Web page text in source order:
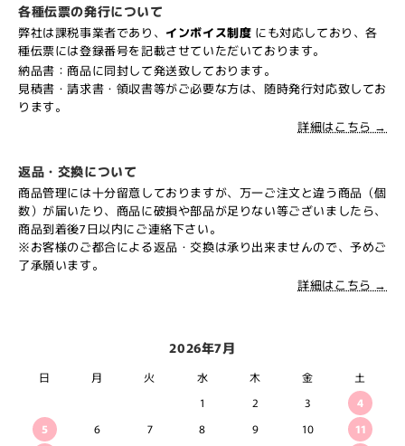
各種伝票の発行について
弊社は課税事業者であり、 インボイス制度 にも対応しており、各
種伝票には登録番号を記載させていただいております。
納品書：商品に同封して発送致しております。
見積書・請求書・領収書等がご必要な方は、随時発行対応致してお
ります。
詳細はこちら →
返品・交換について
商品管理には十分留意しておりますが、万一ご注文と違う商品（個
数）が届いたり、商品に破損や部品が足りない等ございましたら、
商品到着後7日以内にご連絡下さい。
※お客様のご都合による返品・交換は承り出来ませんので、予めご
了承願います。
詳細はこちら →
2026年7月
日 月 火 水 木 金
土
1
2 3
4
5
6 7 8 9 10
11